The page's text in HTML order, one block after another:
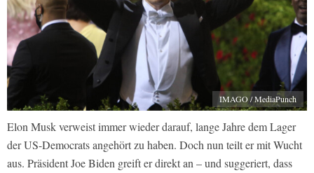
IMAGO / MediaPunch
Elon Musk verweist immer wieder darauf, lange Jahre dem Lager
der US-Democrats angehört zu haben. Doch nun teilt er mit Wucht
aus. Präsident Joe Biden greift er direkt an – und suggeriert, dass